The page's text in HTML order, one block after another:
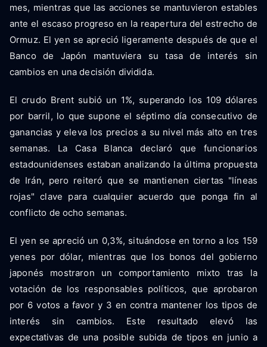
mes, mientras que las acciones se mantuvieron estables
ante el escaso progreso en la reapertura del estrecho de
Ormuz. El yen se apreció ligeramente después de que el
Banco de Japón mantuviera su tasa de interés sin
cambios en una decisión dividida.
El crudo Brent subió un 1%, superando los 109 dólares
por barril, lo que supone el séptimo día consecutivo de
ganancias y eleva los precios a su nivel más alto en tres
semanas. La Casa Blanca declaró que funcionarios
estadounidenses estaban analizando la última propuesta
de Irán, pero reiteró que se mantienen ciertas "líneas
rojas" clave para cualquier acuerdo que ponga fin al
conflicto de ocho semanas.
El yen se apreció un 0,3%, situándose en torno a los 159
yenes por dólar, mientras que los bonos del gobierno
japonés mostraron un comportamiento mixto tras la
votación de los responsables políticos, que aprobaron
por 6 votos a favor y 3 en contra mantener los tipos de
interés sin cambios. Este resultado elevó las
expectativas de una posible subida de tipos en junio a